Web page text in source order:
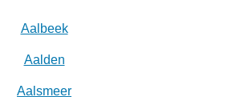
Aalbeek
Aalden
Aalsmeer